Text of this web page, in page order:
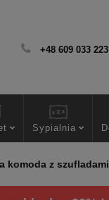
+48 609 033 223
Sypialnia
komoda z